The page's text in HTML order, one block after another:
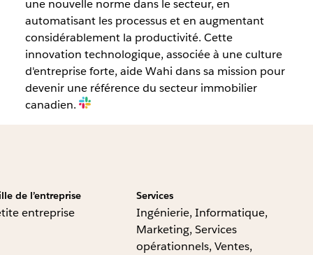
une nouvelle norme dans le secteur, en
automatisant les processus et en augmentant
considérablement la productivité. Cette
innovation technologique, associée à une culture
d'entreprise forte, aide Wahi dans sa mission pour
devenir une référence du secteur immobilier
canadien.
de l’entreprise
entreprise
Services
Ingénierie, Informatique,
Marketing, Services
opérationnels, Ventes,